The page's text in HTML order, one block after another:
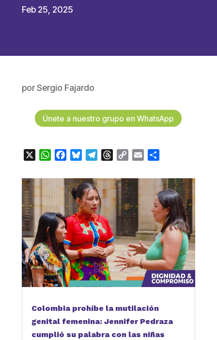
Feb 25, 2025
porSergio Fajardo
Únete a nuestro grupo en WhatsApp
WhatsApp
FacebookBlueskyTelegramThreads
Copy Email
Colombia prohíbe la mutilación
genital femenina: Jennifer Pedraza
cumplió su palabra con las niñas